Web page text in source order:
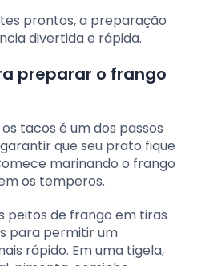
prontos, a preparação
divertida e rápida.
preparar o frango
tacos é um dos passos
que seu prato fique
marinando o frango
os temperos.
peitos de frango em tiras
para permitir um
rápido. Em uma tigela,